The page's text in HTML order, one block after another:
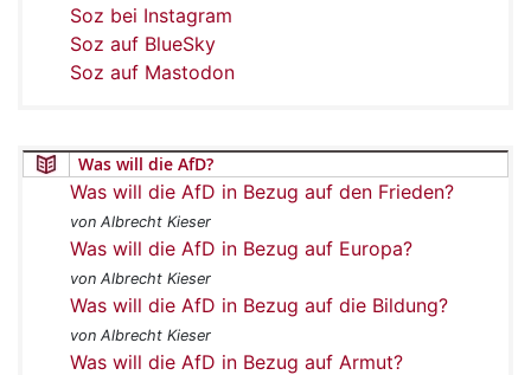
Soz bei Instagram
Soz auf BlueSky
Soz auf Mastodon
Was will die AfD?
Was will die AfD in Bezug auf den Frieden?
von Albrecht Kieser
Was will die AfD in Bezug auf Europa?
von Albrecht Kieser
Was will die AfD in Bezug auf die Bildung?
von Albrecht Kieser
Was will die AfD in Bezug auf Armut?